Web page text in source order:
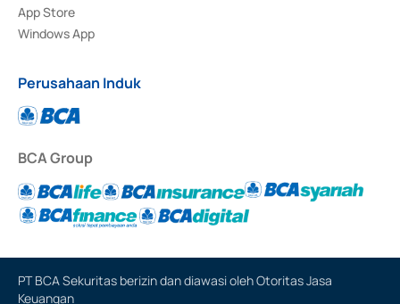
App Store
Windows App
Perusahaan Induk
BCA Group
PT BCA Sekuritas berizin dan diawasi oleh Otoritas Jasa
Keuangan